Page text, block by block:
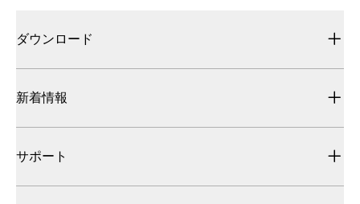
ダウンロード
新着情報
サポート